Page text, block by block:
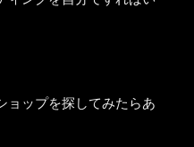
ョップを探してみたらあ